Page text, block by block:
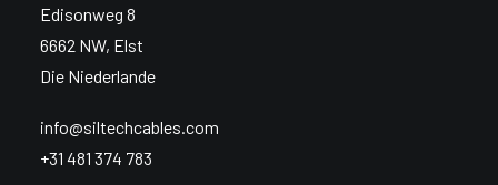
Edisonweg 8
6662 NW, Elst
Die Niederlande
info@siltechcables.com
+31 481 374 783